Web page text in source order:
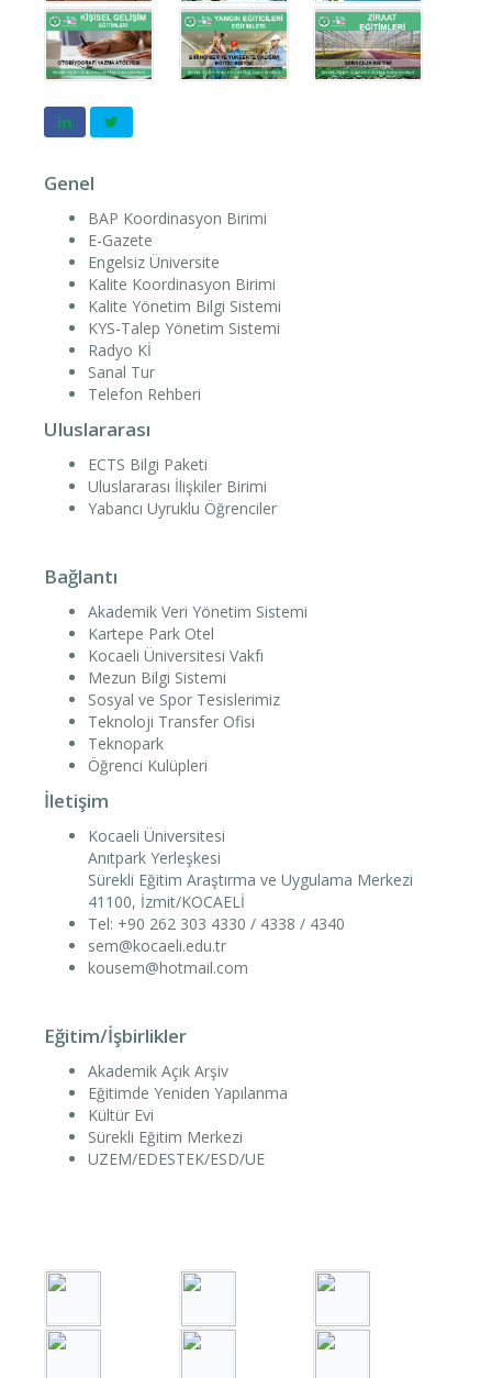
Genel
BAP Koordinasyon Birimi
E-Gazete
Engelsiz Üniversite
Kalite Koordinasyon Birimi
Kalite Yönetim Bilgi Sistemi
KYS-Talep Yönetim Sistemi
Radyo Kİ
Sanal Tur
Telefon Rehberi
Uluslararası
ECTS Bilgi Paketi
Uluslararası İlişkiler Birimi
Yabancı Uyruklu Öğrenciler
Bağlantı
Akademik Veri Yönetim Sistemi
Kartepe Park Otel
Kocaeli Üniversitesi Vakfı
Mezun Bilgi Sistemi
Sosyal ve Spor Tesislerimiz
Teknoloji Transfer Ofisi
Teknopark
Öğrenci Kulüpleri
İletişim
Kocaeli Üniversitesi
Anıtpark Yerleşkesi
Sürekli Eğitim Araştırma ve Uygulama Merkezi
41100, İzmit/KOCAELİ
Tel: +90 262 303 4330 / 4338 / 4340
sem@kocaeli.edu.tr
kousem@hotmail.com
Eğitim/İşbirlikler
Akademik Açık Arşiv
Eğitimde Yeniden Yapılanma
Kültür Evi
Sürekli Eğitim Merkezi
UZEM/EDESTEK/ESD/UE